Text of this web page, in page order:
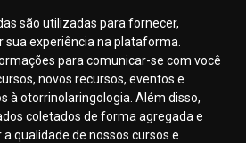
são utilizadas para fornecer,
experiência na plataforma.
para comunicar-se com você
novos recursos, eventos e
à otorrinolaringologia. Além disso,
coletados de forma agregada e
qualidade de nossos cursos e